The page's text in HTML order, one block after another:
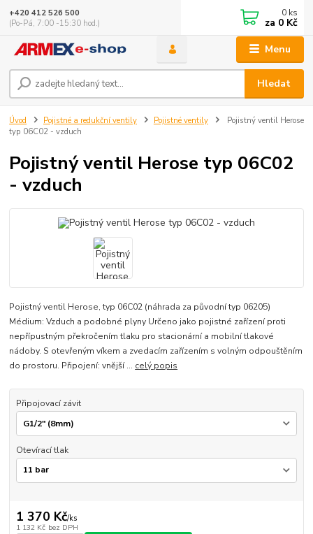
Menu
Hledat
+420 412 526 500
(Po-Pá, 7:00 -15:30 hod.)
0 ks
za 0 Kč
Úvod Pojistné a redukční ventily Pojistné ventily
Pojistný ventil Herose
typ 06C02 - vzduch
Pojistný ventil Herose typ 06C02
- vzduch
Pojistný ventil Herose, typ 06C02 (náhrada za původní typ 06205)
Médium: Vzduch a podobné plyny Určeno jako pojistné zařízení proti
nepřípustným překročením tlaku pro stacionární a mobilní tlakové
nádoby. S otevřeným víkem a zvedacím zařízením s volným odpouštěním
do prostoru. Připojení: vnější ... celý popis
Připojovací závit
Otevírací tlak
1 370 Kč/ks
1 132 Kč bez DPH